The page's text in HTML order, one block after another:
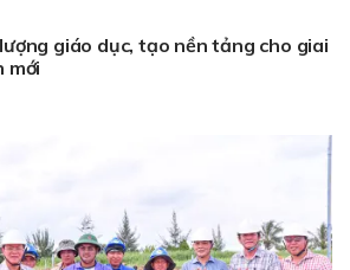
giáo dục, tạo nền tảng cho giai
mới